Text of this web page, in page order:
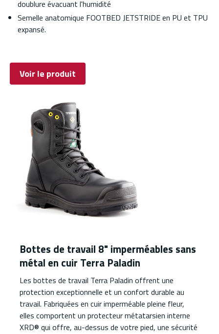
doublure évacuant l'humidité
Semelle anatomique FOOTBED JETSTRIDE en PU et TPU
expansé.
Voir le produit
Bottes de travail 8" imperméables sans
métal en cuir Terra Paladin
Les bottes de travail Terra Paladin offrent une
protection exceptionnelle et un confort durable au
travail. Fabriquées en cuir imperméable pleine fleur,
elles comportent un protecteur métatarsien interne
XRD® qui offre, au-dessus de votre pied, une sécurité